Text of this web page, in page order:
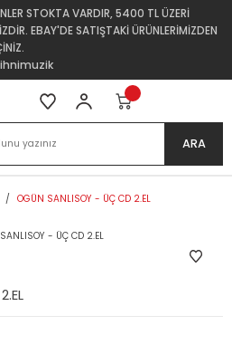
STOKTA VARDIR, 5400 TL ÜZERİ
EBAY'DE SATIŞTAKİ ÜRÜNLERİMİZDEN
ARA
OGÜN SANLISOY - ÜÇ CD 2.EL